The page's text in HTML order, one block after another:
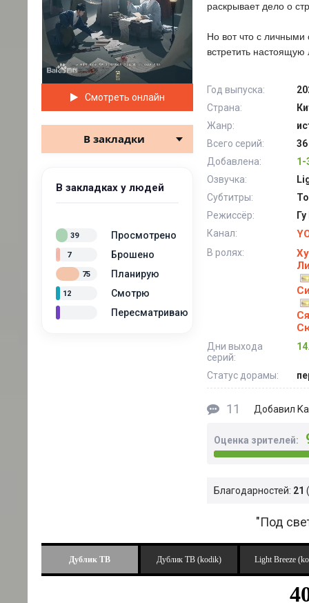
Смотреть онлайн
В закладки
В закладках у людей
Просмотрено
39
Брошено
7
Планирую
75
Смотрю
12
Пересматриваю
раскрывает дело о
Но вот что с личными
встретить
Год выпуска:
Страна:
Жанр:
Всего серий:
Добавлена:
1-
Озвучка:
Субтитры:
Режиссёр:
Канал:
В ролях:
Дни выхода
серий:
Статус дорамы:
11 Добавил
Оценка зрителей:
Благодарностей: 21
"Под
Дублик ТВ Дублик ТВ (kodik) Light Breeze